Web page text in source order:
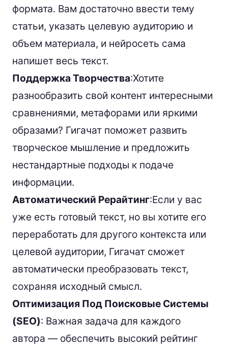
формата. Вам достаточно ввести тему
статьи, указать целевую аудиторию и
объем материала, и нейросеть сама
напишет весь текст.
Поддержка Творчества:Хотите
разнообразить свой контент интересными
сравнениями, метафорами или яркими
образами? Гигачат поможет развить
творческое мышление и предложить
нестандартные подходы к подаче
информации.
Автоматический Рерайтинг:Если у вас
уже есть готовый текст, но вы хотите его
переработать для другого контекста или
целевой аудитории, Гигачат сможет
автоматически преобразовать текст,
сохраняя исходный смысл.
Оптимизация Под Поисковые Системы
(SEO): Важная задача для каждого
автора — обеспечить высокий рейтинг